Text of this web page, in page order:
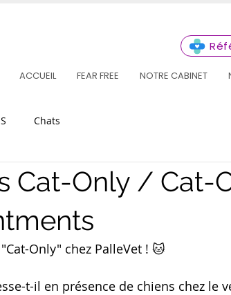
ACCUEIL FEAR FREE NOTRE CABINET
Chats
Cat-Only / Cat-
Only" chez PalleVet ! 🐱
t-il en présence de chiens chez le